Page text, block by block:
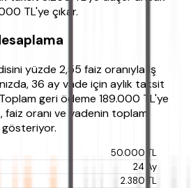
TL'ye çıkar.
yüzde 2,55 faiz oranıyla İş
36 ay vade için aylık taksit
Toplam geri ödeme 189.000 TL'ye
faiz oranı ve vadenin toplam
gösteriyor.
50.000 TL
24 Ay
2.380 TL